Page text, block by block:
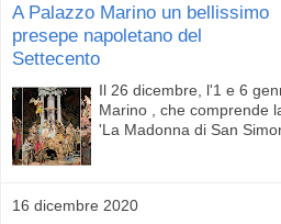
A Palazzo Marino un bellissimo
presepe napoletano del
Settecento
Il 26 dicembre, l'1 e 6
Marino , che comprende
'La Madonna di San
16 dicembre 2020